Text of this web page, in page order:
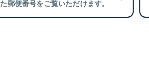
郵便番号をご覧いただけます。